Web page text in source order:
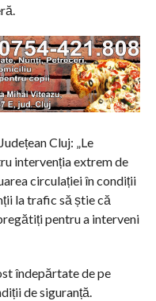
Cluj: „Le
intervenția extrem de
circulației în condiții
la trafic să știe că
pentru a interveni
îndepărtate de pe
de siguranță.